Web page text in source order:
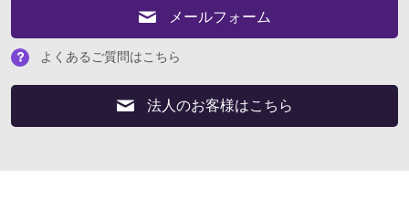
閉じる
メールフォーム
よくあるご質問はこちら
法人のお客様はこちら